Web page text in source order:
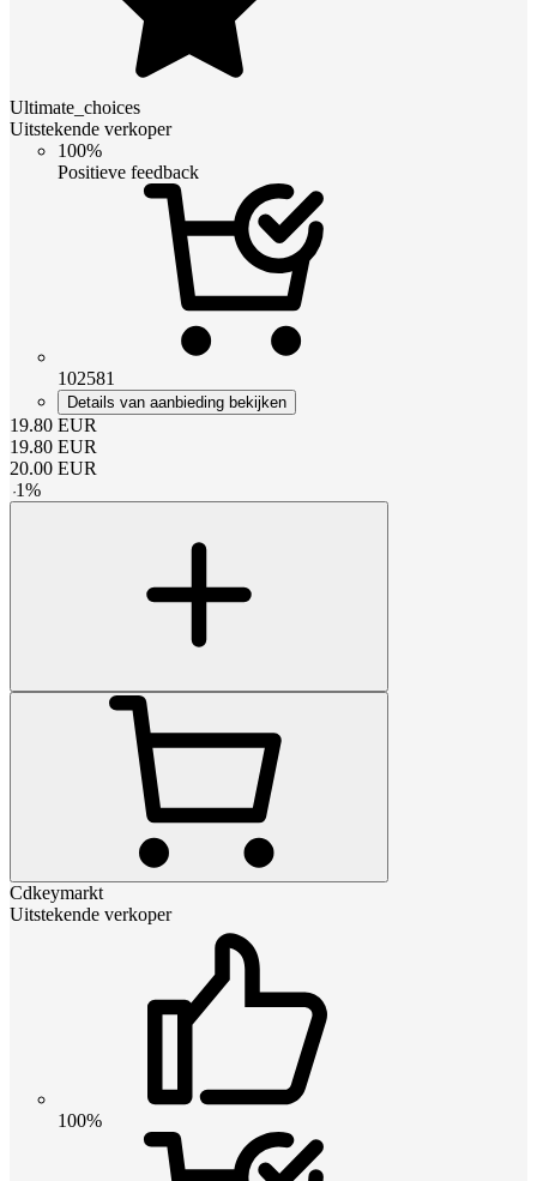
Ultimate_choices
Uitstekende verkoper
100%
Positieve feedback
102581
Details van aanbieding bekijken
19.80 EUR
19.80 EUR
20.00 EUR
-1%
Cdkeymarkt
Uitstekende verkoper
100%